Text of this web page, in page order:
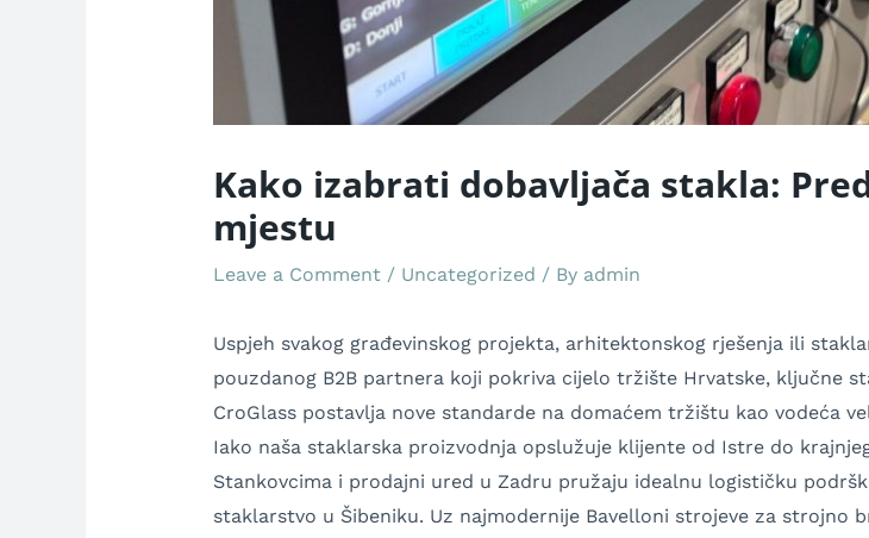
Kako izabrati dobavljača stakla:
mjestu
Leave a Comment / Uncategorized / By admin
Uspjeh svakog građevinskog projekta, arhitektonskog rješenja ili
pouzdanog B2B partnera koji pokriva cijelo tržište Hrvatske, ključne
CroGlass postavlja nove standarde na domaćem tržištu kao vodeća
Iako naša staklarska proizvodnja opslužuje klijente od Istre do
Stankovcima i prodajni ured u Zadru pružaju idealnu logističku
staklarstvo u Šibeniku. Uz najmodernije Bavelloni strojeve za strojno